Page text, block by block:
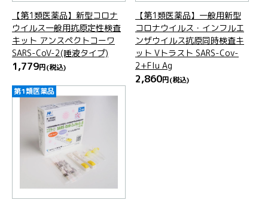
【第1類医薬品】新型コロナ
ウイルス一般用抗原定性検査
キット アンスペクトコーワ
SARS-CoV-2(唾液タイプ)
1,779円(税込)
【第1類医薬品】一般用新型
コロナウイルス・インフルエ
ンザウイルス抗原同時検査キ
ット Vトラスト SARS-Cov-
2+Flu Ag
2,860円(税込)
第1類医薬品